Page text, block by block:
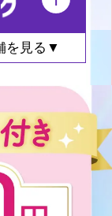
を見る▼